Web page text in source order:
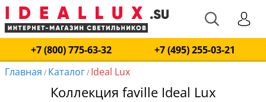
+7 (800) 775-63-32
+7 (495) 255-03-21
Главная / Каталог/ Ideal Lux
Коллекция faville Ideal Lux